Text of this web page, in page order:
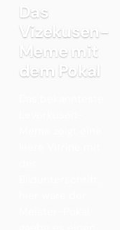
Das
Vizekusen-
Meme mit
dem Pokal